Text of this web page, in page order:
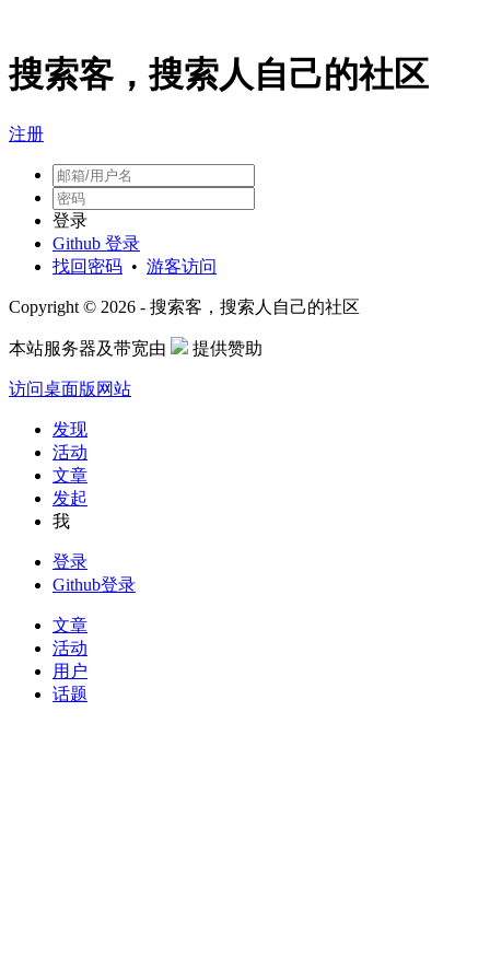
搜索客，搜索人自己的社区
注册
登录
Github 登录
找回密码 • 游客访问
Copyright © 2026 - 搜索客，搜索人自己的社区
本站服务器及带宽由 提供赞助
访问桌面版网站
发现
活动
文章
发起
我
登录
Github登录
文章
活动
用户
话题